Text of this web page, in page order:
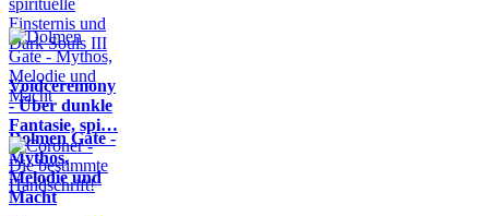
Voidceremony
- Über dunkle
Fantasie, spi…
Dolmen Gate -
Mythos,
Melodie und
Macht